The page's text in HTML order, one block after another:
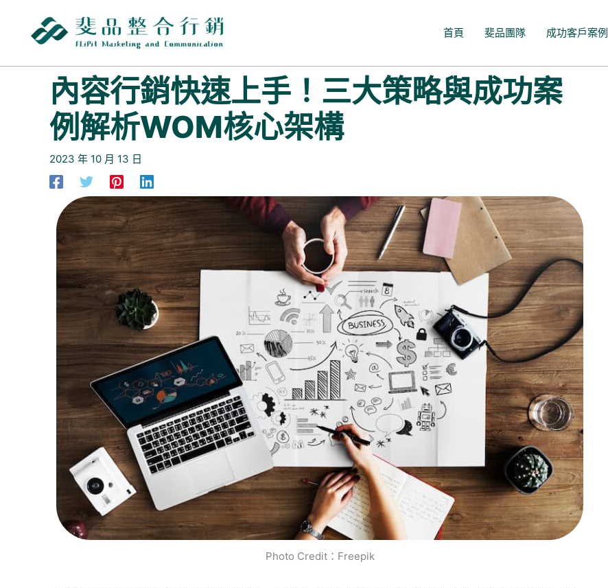
首頁 斐品團隊 成功客戶案例
內容行銷快速上手！三大策略與成功案
例解析WOM核心架構
2023 年 10 月 13 日
Photo Credit：Freepik